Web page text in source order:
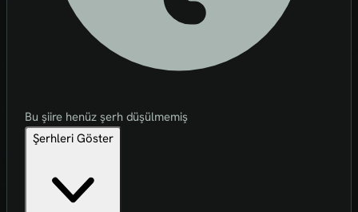
Bu şiire henüz şerh düşülmemiş
Şerhleri Göster